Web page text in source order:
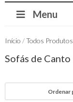
Menu
Início /Todos Produtos
Sofás de Canto